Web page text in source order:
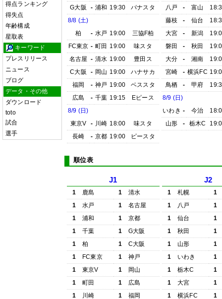
得点ランキング
得失点
年齢構成
星取表
キーワード
プレスリリース
ニュース
ブログ
データ・その他
ダウンロード
toto
試合
選手
G大阪
- 浦和 19:30
パナスタ
8/8 (土)
柏
- 水戸 19:00
三協F柏
FC東京 - 町田 19:00
味スタ
名古屋 - 清水 19:00
豊田ス
C大阪
- 岡山 19:00
ハナサカ
福岡
- 神戸 19:00
ベススタ
広島
- 千葉 19:15
Eピース
8/9 (日)
東京V
- 川崎 18:00
味スタ
長崎
- 京都 19:00 ピースタ
八戸
- 富山
藤枝
- 仙台
大宮
- 新潟
磐田
- 秋田
大分
- 湘南
宮崎
- 横浜FC
鳥栖
- 甲府
8/9 (日)
いわき - 今治
山形
- 栃木C
順位表
J1
1 鹿島 1
清水
1
水戸 1
名古屋
1
浦和 1
京都
1
千葉 1
G大阪
1
柏 1
C大阪
1
FC東京 1
神戸
1
東京V 1
岡山
1
町田 1
広島
1
川崎 1
福岡
J2
1 札幌
1
1
八戸
1
1
仙台
1
1
秋田
1
1
山形
1
1
いわき
1
1
栃木C
1
1
大宮
1
1
横浜FC
1